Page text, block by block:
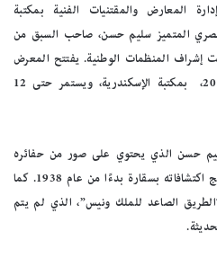
المعارض والمقتنيات الفنية بمكتبة
المتميز سليم حسن، صاحب السبق من
إشراف المنظمات الوطنية. يفتتح المعرض
يوم الأربعاء الموافق 30 سبتمبر 2015، بمكتبة الإسكندرية، ويستمر حتى 12
حسن الذي يحتوي على صور من حفائره
بالجيزة وسقارة؛ ومشواره في نشر نتائج اكتشافاته بسقارة بدءًا من عام 1938. كما
الصاعد للملك ونيس”، الذي لم يتم